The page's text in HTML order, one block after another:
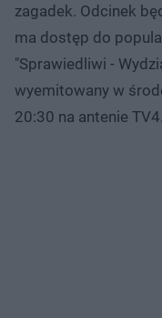
zagadek. Odcinek
ma dostęp do
"Sprawiedliwi -
wyemitowany w
20:30 na antenie TV4.